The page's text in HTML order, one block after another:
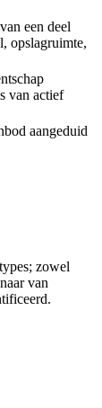
een deel
opslagruimte,
van actief
aangeduid
zowel
van